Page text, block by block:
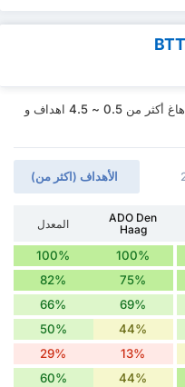
يانات تهديف دي جرافشاب و نادي أدو دين هاغ أكثر من 0.5 ~ 4.5 اهداف و
الأهداف (اكثر من)
ADO Den
Haag
المعدل
100%
100%
75%
82%
69%
66%
44%
50%
13%
29%
44%
60%